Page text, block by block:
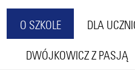
O SZKOLE DLA
DWÓJKOWICZ Z PASJĄ